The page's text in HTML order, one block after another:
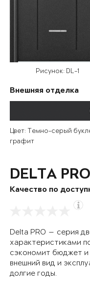
Рисунок: DL-1
Внешняя отделка
Цвет: Темно-серый
графит
DELTA
Качество по
Delta PRO — серия
характеристиками
сэкономит бюджет и
внешний вид и
долгие годы.